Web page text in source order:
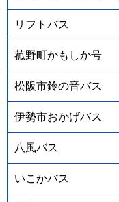
リフトバス
菰野町かもしか号
松阪市鈴の音バス
伊勢市おかげバス
八風バス
いこかバス